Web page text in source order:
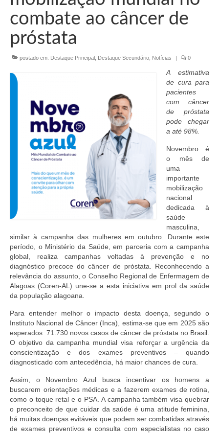
Conselheiros e Diretoria
Câmaras Técnicas
Carta de Serviços ao Cidadão
Transparência e Prestação de Contas
Eleições
Eleições Triênio 2027-2029
Eleições 2023
Eleições Anteriores
Agenda do presidente
Eleições
Fiscalização
Responsabilidade Técnica
Legislações
Decisões
Portarias
Resoluções
Desagravo Público
Processos Éticos
Censura Pública
combate ao câncer de
próstata
postado em: Destaque Principal Destaque Secundário Notícias | 0
A estimativa
de cura para
pacientes
com câncer
de próstata
pode chegar
a até 98%.
Novembro é
o mês de
uma
importante
mobilização
nacional
dedicada à
saúde
masculina,
similar à campanha das mulheres em outubro. Durante este
período, o Ministério da Saúde, em parceria com a campanha
global, realiza campanhas voltadas à prevenção e no
diagnóstico precoce do câncer de próstata. Reconhecendo a
relevância do assunto, o Conselho Regional de Enfermagem de
Alagoas (Coren-AL) une-se a esta iniciativa em prol da saúde
da população alagoana.
Para entender melhor o impacto desta doença, segundo o
Instituto Nacional de Câncer (Inca), estima-se que em 2025 são
esperados 71.730 novos casos de câncer de próstata no Brasil.
O objetivo da campanha mundial visa reforçar a urgência da
conscientização e dos exames preventivos – quando
diagnosticado com antecedência, há maior chances de cura.
Assim, o Novembro Azul busca incentivar os homens a
buscarem orientações médicas e a fazerem exames de rotina,
como o toque retal e o PSA. A campanha também visa quebrar
o preconceito de que cuidar da saúde é uma atitude feminina,
há muitas doenças evitáveis que podem ser combatidas através
de exames preventivos e consulta com especialistas no caso